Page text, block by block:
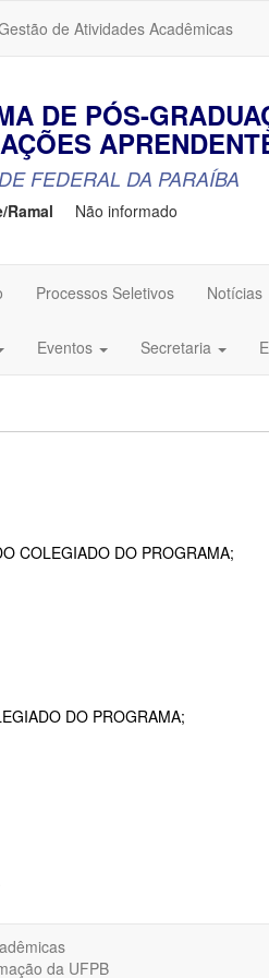
de Atividades Acadêmicas
DE PÓS-
FEDERAL DA PARAÍBA
Ramal Não informado
Processos Seletivos Notícias
Eventos Secretaria
COLEGIADO DO PROGRAMA;
DO PROGRAMA;
da UFPB